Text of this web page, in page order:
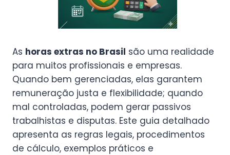
As horas extras no Brasil são uma realidade
para muitos profissionais e empresas.
Quando bem gerenciadas, elas garantem
remuneração justa e flexibilidade; quando
mal controladas, podem gerar passivos
trabalhistas e disputas. Este guia detalhado
apresenta as regras legais, procedimentos
de cálculo, exemplos práticos e